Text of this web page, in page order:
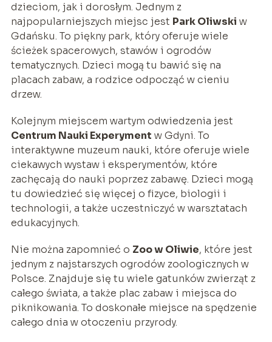
dzieciom, jak i dorosłym. Jednym z
najpopularniejszych miejsc jest Park Oliwski w
Gdańsku. To piękny park, który oferuje wiele
ścieżek spacerowych, stawów i ogrodów
tematycznych. Dzieci mogą tu bawić się na
placach zabaw, a rodzice odpocząć w cieniu
drzew.
Kolejnym miejscem wartym odwiedzenia jest
Centrum Nauki Experyment w Gdyni. To
interaktywne muzeum nauki, które oferuje wiele
ciekawych wystaw i eksperymentów, które
zachęcają do nauki poprzez zabawę. Dzieci mogą
tu dowiedzieć się więcej o fizyce, biologii i
technologii, a także uczestniczyć w warsztatach
edukacyjnych.
Nie można zapomnieć o Zoo w Oliwie, które jest
jednym z najstarszych ogrodów zoologicznych w
Polsce. Znajduje się tu wiele gatunków zwierząt z
całego świata, a także plac zabaw i miejsca do
piknikowania. To doskonałe miejsce na spędzenie
całego dnia w otoczeniu przyrody.